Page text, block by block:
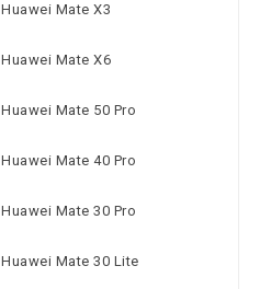
Huawei Mate X3
Huawei Mate X6
Huawei Mate 50 Pro
Huawei Mate 40 Pro
Huawei Mate 30 Pro
Huawei Mate 30 Lite